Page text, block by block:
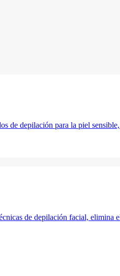
de depilación para la piel
de depilación facial, elimina